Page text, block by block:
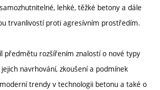
lehké, těžké betony a dále
trvanlivostí proti agresívním prostředím.
předmětu rozšířením znalostí o nové typy
navrhování, zkoušení a podmínek
trendy v technologii betonu a také o